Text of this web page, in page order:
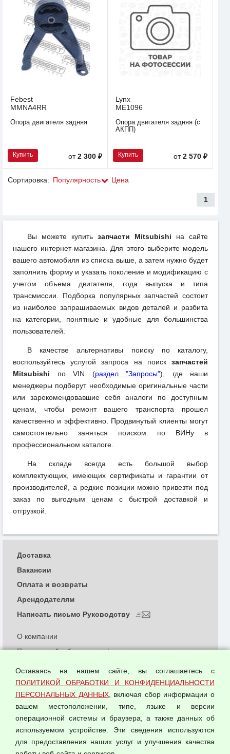
Febest
MMNA4RR
Опора двигателя задняя
Купить от2 300 ₽
Lynx
ME1096
Опора двигателя задняя (c
АКПП)
Купить от2 570 ₽
Сортировка: Популярность Цена
1
Вы можете купить запчасти Mitsubishi на сайте
нашего интернет-магазина. Для этого выберите модель
вашего автомобиля из списка выше, а затем нужно будет
заполнить форму и указать поколение и модификацию с
учетом объема двигателя, года выпуска и типа
трансмиссии. Подборка популярных запчастей состоит
из наиболее запрашиваемых видов деталей и разбита
на категории, понятные и удобные для большинства
пользователей.
В качестве альтернативы поиску по каталогу,
воспользуйтесь услугой запроса на поиск запчастей
Mitsubishi по VIN (раздел "Запросы"), где наши
менеджеры подберут необходимые оригинальные части
или зарекомендовавшие себя аналоги по доступным
ценам, чтобы ремонт вашего транспорта прошел
качественно и эффективно. Продвинутый клиенты могут
самостоятельно заняться поиском по ВИНу в
профессиональном каталоге.
На складе всегда есть большой выбор
комплектующих, имеющих сертификаты и гарантии от
производителей, а редкие позиции можно привезти под
заказ по выгодным ценам с быстрой доставкой и
отгрузкой.
© 2026 ООО "Феникс"
О компании
Политика обработки и конфиденциальности
Согласием на обработку персональных данных
Оферта оптовой купли-продажи
Публичная оферта
Доставка
Вакансии
Оплата и возвраты
Арендодателям
Написать письмо Руководству
Оставаясь на нашем сайте, вы соглашаетесь с
ПОЛИТИКОЙ ОБРАБОТКИ И КОНФИДЕНЦИАЛЬНОСТИ
ПЕРСОНАЛЬНЫХ ДАННЫХ, включая сбор информации о
вашем местоположении, типе, языке и версии
операционной системы и браузера, а также данных об
используемом устройстве. Эти сведения используются
для предоставления наших услуг и улучшения качества